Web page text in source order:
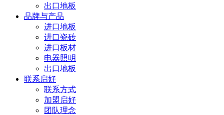
出口地板
品牌与产品
进口地板
进口瓷砖
进口板材
电器照明
出口地板
联系启好
联系方式
加盟启好
团队理念